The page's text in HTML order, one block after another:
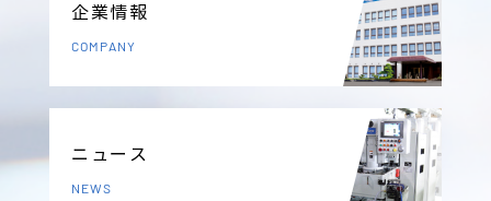
企業情報
COMPANY
ニュース
NEWS